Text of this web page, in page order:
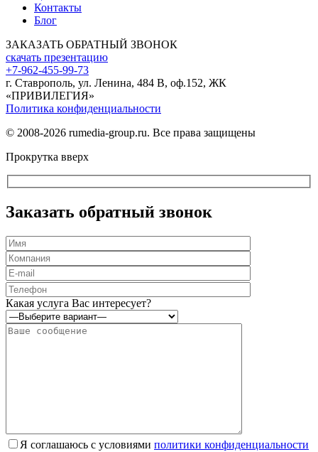
Контакты
Блог
ЗАКАЗАТЬ ОБРАТНЫЙ ЗВОНОК
скачать презентацию
+7-962-455-99-73
г. Ставрополь, ул. Ленина, 484 В, оф.152, ЖК
«ПРИВИЛЕГИЯ»
Политика конфиденциальности
© 2008-2026 rumedia-group.ru. Все права защищены
Прокрутка вверх
Заказать обратный звонок
Оставьте
это
поле
пустым.
Какая услуга Вас интересует?
Я соглашаюсь с условиями политики конфиденциальности